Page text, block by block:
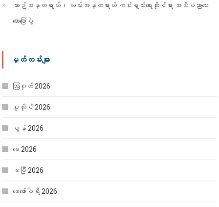
ယာဉ်အန္တရာယ်၊ လမ်းအန္တရာယ် ကင်းရှင်းရေးဆိုင်ရာ အသိပညာပေး
ဟောပြောပွဲ
မှတ်တမ်းများ
ဩဂုတ် 2026
ဇူလိုင် 2026
ဇွန် 2026
မေ 2026
ဧပြီ 2026
ဖေ‌ဖော်ဝါရီ 2026